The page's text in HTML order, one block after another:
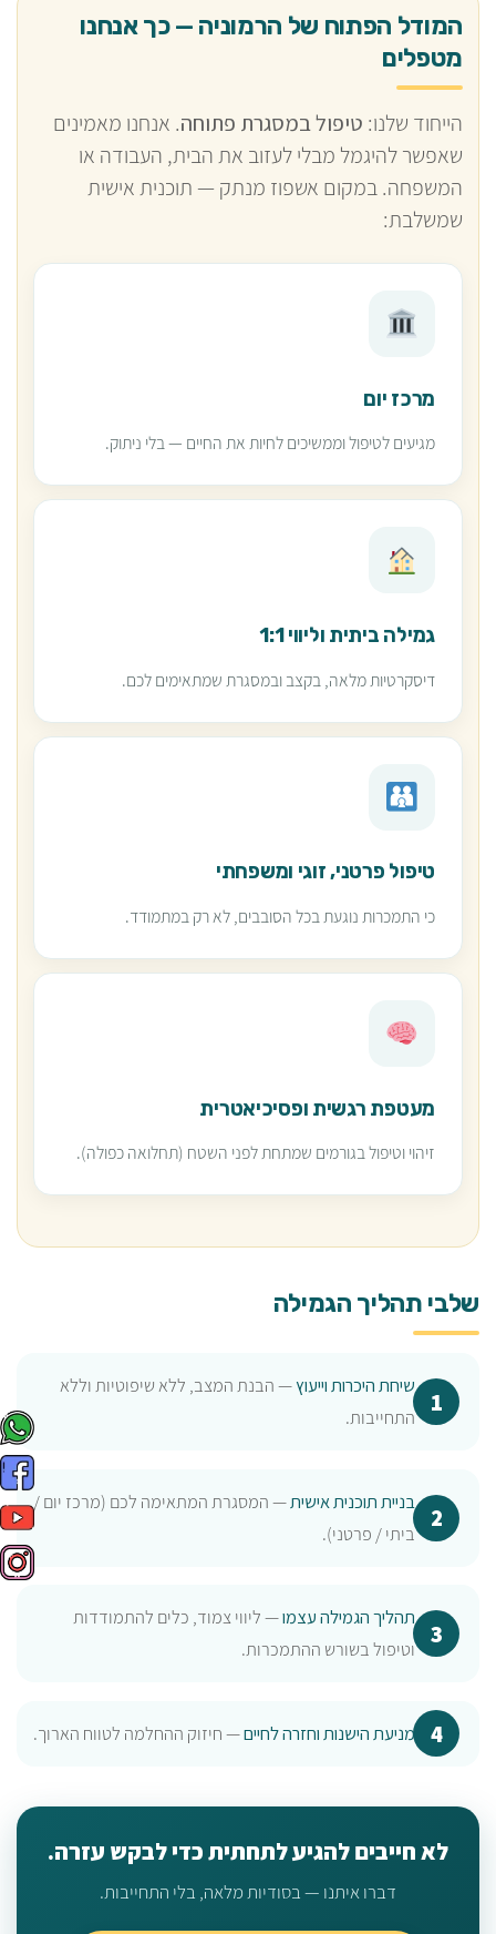
המודל הפתוח של הרמוניה — כך אנחנו
מטפלים
הייחוד שלנו: טיפול במסגרת פתוחה. אנחנו מאמינים
שאפשר להיגמל מבלי לעזוב את הבית, העבודה או
המשפחה. במקום אשפוז מנתק — תוכנית אישית
שמשלבת:
מרכז יום
מגיעים לטיפול וממשיכים לחיות את החיים — בלי ניתוק.
גמילה ביתית וליווי 1:1
דיסקרטיות מלאה, בקצב ובמסגרת שמתאימים לכם.
טיפול פרטני, זוגי ומשפחתי
כי התמכרות נוגעת בכל הסובבים, לא רק במתמודד.
מעטפת רגשית ופסיכיאטרית
זיהוי וטיפול בגורמים שמתחת לפני השטח (תחלואה כפולה).
שלבי תהליך הגמילה
שיחת היכרות וייעוץ— הבנת המצב, ללא שיפוטיות וללא
התחייבות.
בניית תוכנית אישית— המסגרת המתאימה לכם (מרכז יום /
ביתי / פרטני).
תהליך הגמילה עצמו— ליווי צמוד, כלים להתמודדות
וטיפול בשורש ההתמכרות.
מניעת הישנות וחזרה לחיים— חיזוק ההחלמה לטווח הארוך.
לא חייבים להגיע לתחתית כדי לבקש עזרה.
דברו איתנו — בסודיות מלאה, בלי התחייבות.